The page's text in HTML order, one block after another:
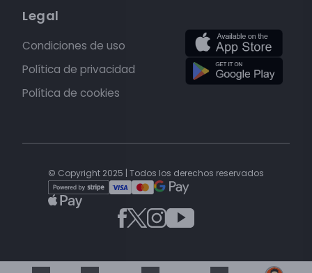
Legal
Condiciones de uso
Política de privacidad
Política de cookies
© Copyright 2025 | Todos los derechos reservados